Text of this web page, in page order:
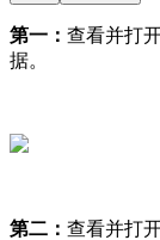
第一： 查看并打
据。
第二： 查看并打